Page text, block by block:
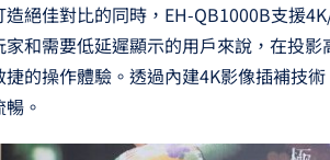
絕佳對比的同時，EH-QB1000B支援
家和需要低延遲顯示的用戶來說，在投
捷的操作體驗。透過內建4K影像插補技
。